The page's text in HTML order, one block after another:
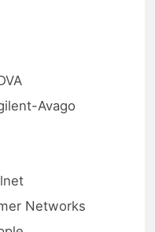
Avago
Networks